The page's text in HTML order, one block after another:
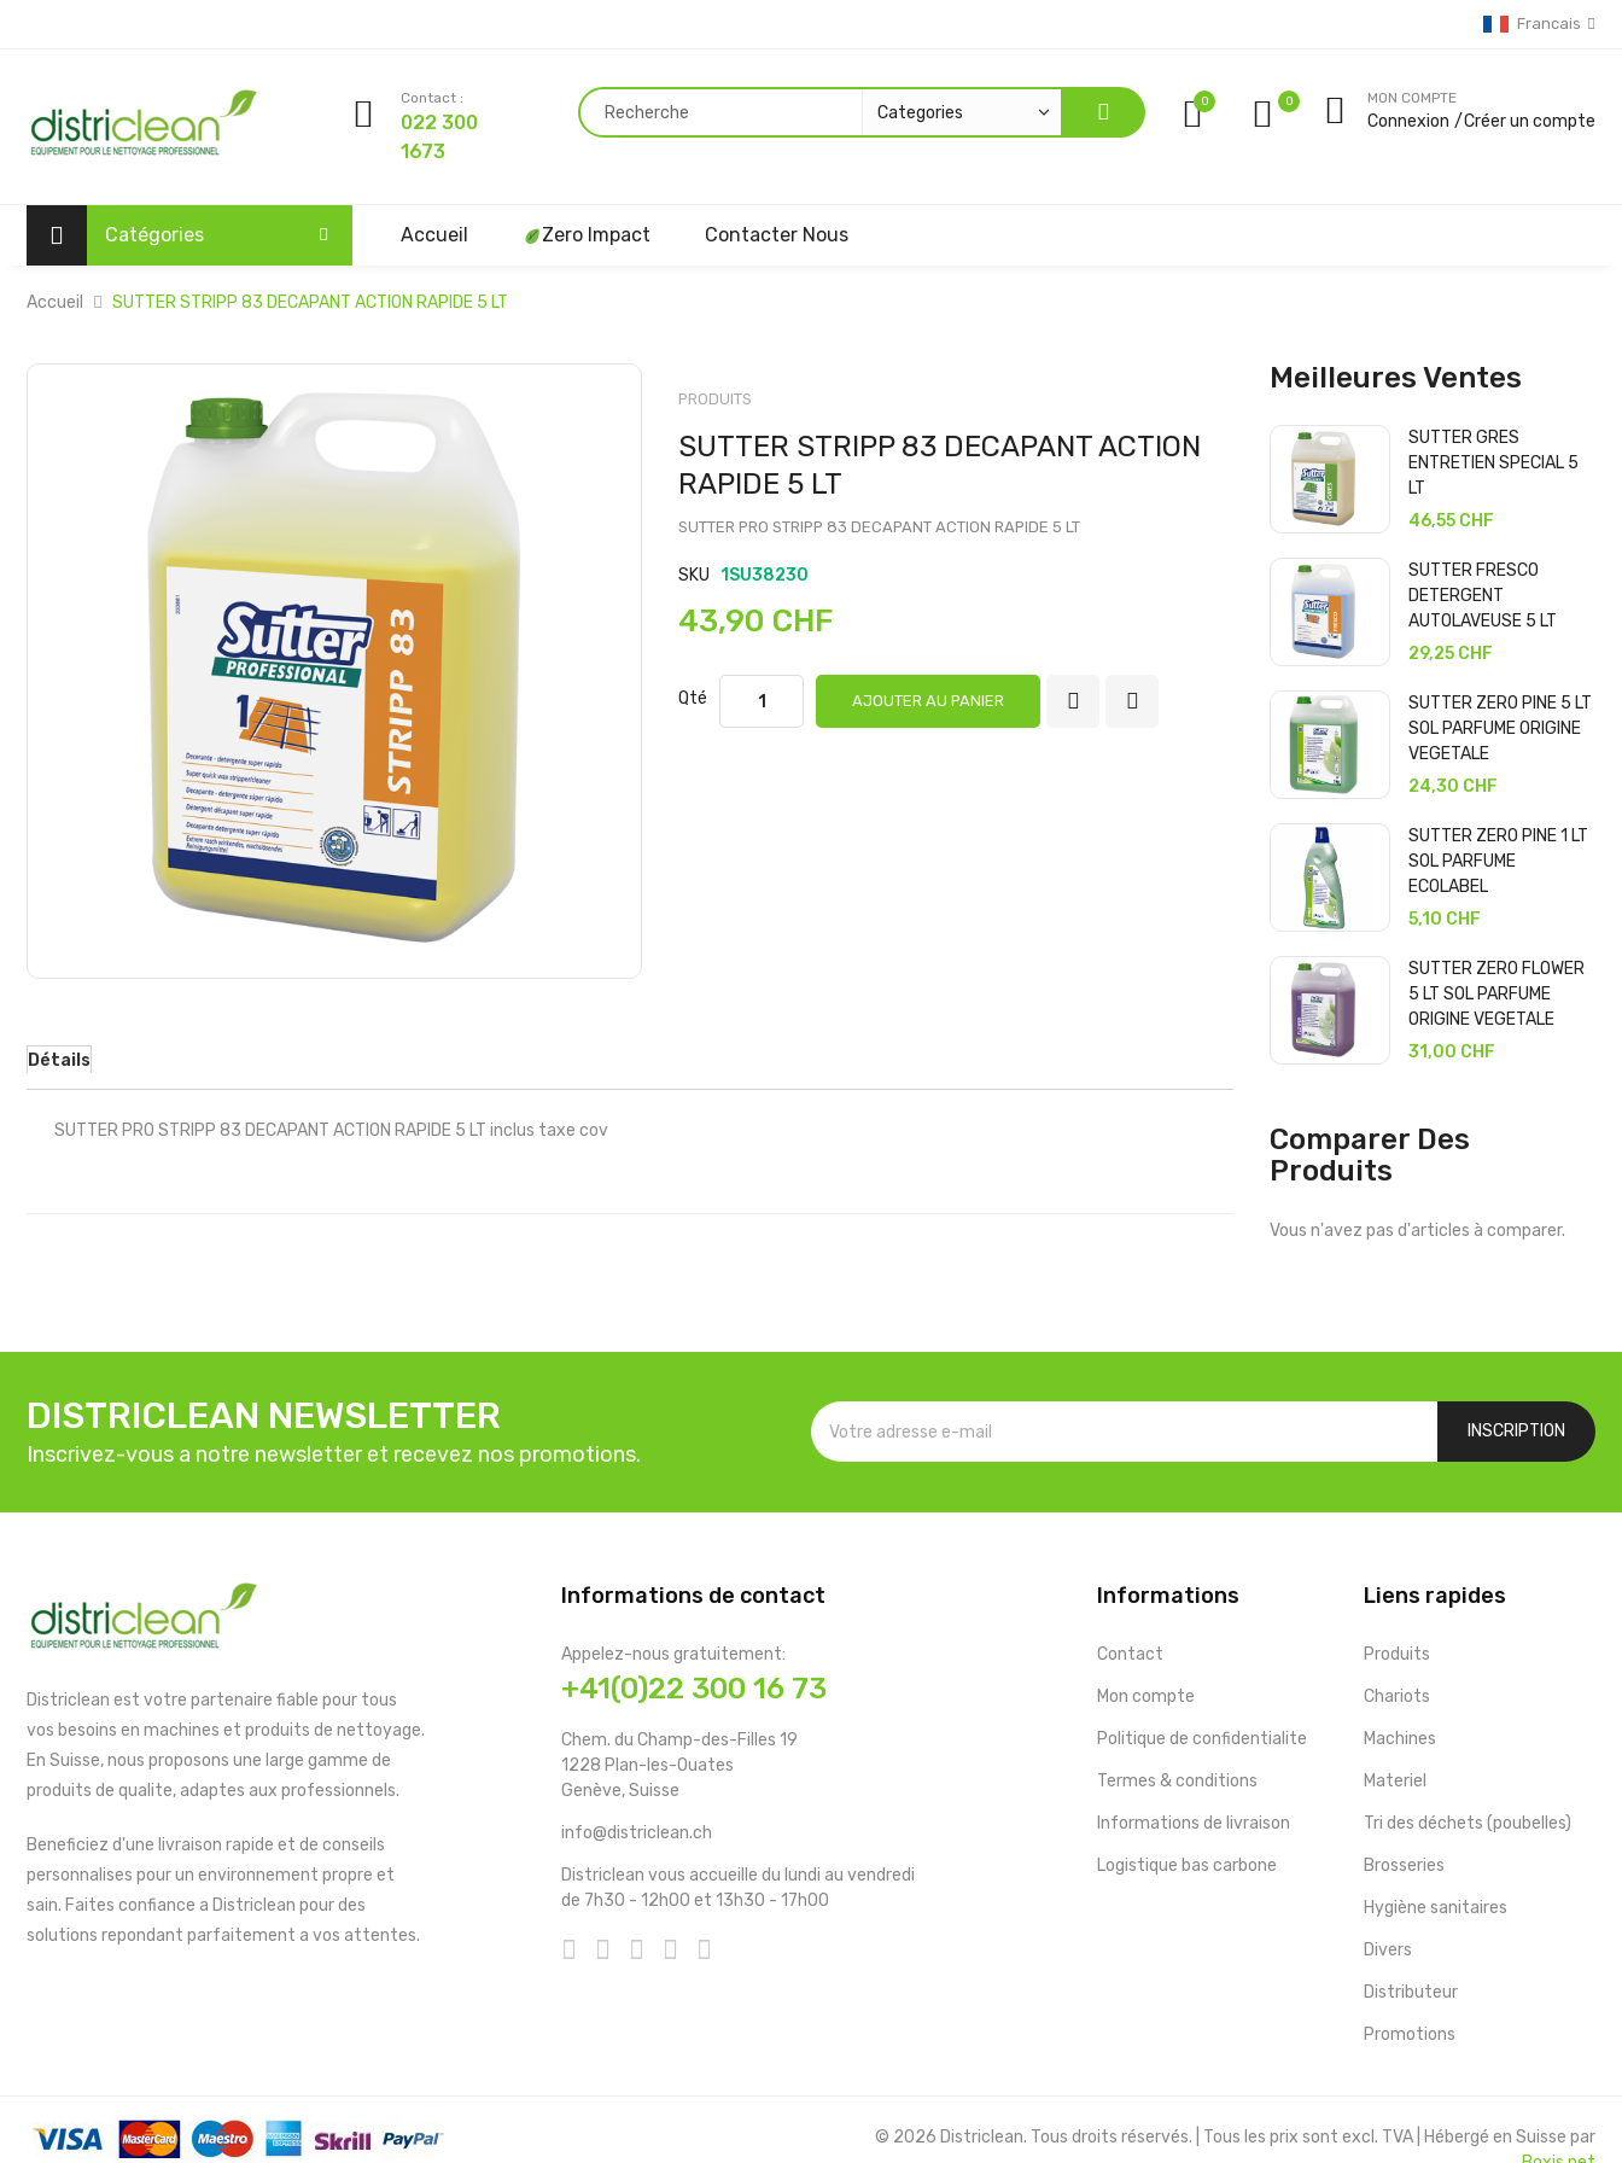
Francais
Contact :
022 300
1673
0 MON COMPTE
Connexion Créer un compte
Catégories Accueil Zero Impact Contacter Nous
Accueil SUTTER STRIPP 83 DECAPANT ACTION RAPIDE 5 LT
Passer
Passer
d’images
PRODUITS
SUTTER STRIPP 83 DECAPANT ACTION
RAPIDE 5 LT
SUTTER PRO STRIPP 83 DECAPANT ACTION RAPIDE 5 LT
SKU 1SU38230
43,90 CHF
Qté AJOUTER AU PANIER
Détails
SUTTER PRO STRIPP 83 DECAPANT ACTION RAPIDE 5 LT inclus taxe cov
Meilleures Ventes
SUTTER GRES
ENTRETIEN SPECIAL 5
LT
46,55 CHF
SUTTER FRESCO
DETERGENT
AUTOLAVEUSE 5 LT
29,25 CHF
SUTTER ZERO PINE 5 LT
SOL PARFUME ORIGINE
VEGETALE
24,30 CHF
SUTTER ZERO PINE 1 LT
SOL PARFUME
ECOLABEL
5,10 CHF
SUTTER ZERO FLOWER
5 LT SOL PARFUME
ORIGINE VEGETALE
31,00 CHF
Comparer Des
Produits
Vous n'avez pas d'articles à comparer.
DISTRICLEAN NEWSLETTER
Inscrivez-vous a notre newsletter et recevez nos promotions.
INSCRIPTION
Districlean est votre partenaire fiable pour tous
vos besoins en machines et produits de nettoyage.
En Suisse, nous proposons une large gamme de
produits de qualite, adaptes aux professionnels.
Beneficiez d'une livraison rapide et de conseils
personnalises pour un environnement propre et
sain. Faites confiance a Districlean pour des
solutions repondant parfaitement a vos attentes.
Informations de contact
Appelez-nous gratuitement:
+41(0)22 300 16 73
Chem. du Champ-des-Filles 19
1228 Plan-les-Ouates
Genève, Suisse
info@districlean.ch
Districlean vous accueille du lundi au vendredi
de 7h30 - 12h00 et 13h30 - 17h00
Informations
Contact
Mon compte
Politique de confidentialite
Termes & conditions
Informations de livraison
Logistique bas carbone
Liens rapides
Produits
Chariots
Machines
Materiel
Tri des déchets (poubelles)
Brosseries
Hygiène sanitaires
Divers
Distributeur
Promotions
© 2026 Districlean. Tous droits réservés. | Tous les prix sont excl. TVA | Hébergé en Suisse par